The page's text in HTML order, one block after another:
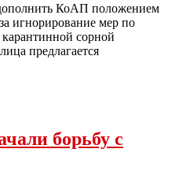
КоАП положением
игнорирование мер по
сорной
предлагается
борьбу с